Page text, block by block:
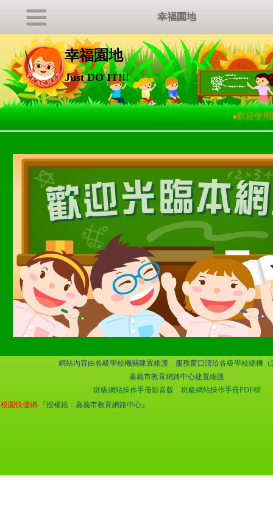
幸福園地
Just DO IT!!!
●歡迎使用
網站內容由各級學校機關建置維護 服務窗口請洽各級學校總機（
嘉義市教育網路中心建置維護
班級網站操作手冊影音版
班級網站操作手冊PDF檔
校園快優網‧『授權給：嘉義市教育網路中心』
幸福園地